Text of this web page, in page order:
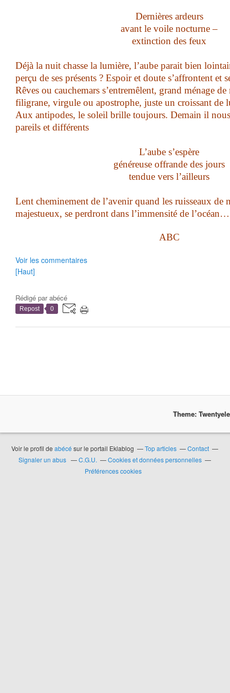
Dernières ardeurs
avant le voile nocturne –
extinction des feux
Déjà la nuit chasse la lumière, l’aube parait bien
perçu de ses présents ? Espoir et doute s’affrontent et
Rêves ou cauchemars s’entremêlent, grand ménage
filigrane, virgule ou apostrophe, juste un croissant
Aux antipodes, le soleil brille toujours. Demain il nous
pareils et différents
L’aube s’espère
généreuse offrande des jours
tendue vers l’ailleurs
Lent cheminement de l’avenir quand les ruisseaux de
majestueux, se perdront dans l’immensité de l’océan…
ABC
Voir les commentaires
[Haut]
Rédigé parabécé
Repost 0
Theme:
Voir le profil deabécé sur le portail Eklablog Top articles
Contact
Signaler un abus
C.G.U.
Cookies et données personnelles
Préférences cookies